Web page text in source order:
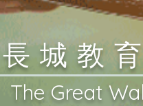
長城教
​The Great